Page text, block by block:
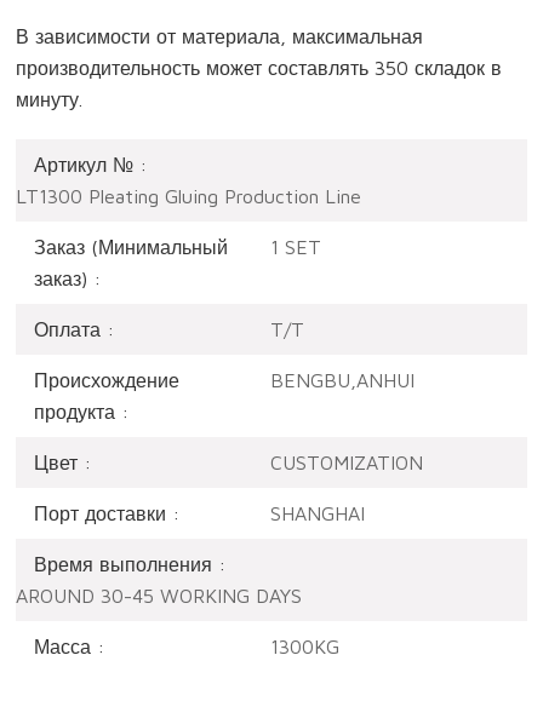
В зависимости от материала, максимальная
производительность может составлять 350 складок в
минуту.
Артикул № :
LT1300 Pleating Gluing Production Line
Заказ (Минимальный
заказ) :
1 SET
Оплата : T/T
Происхождение
продукта :
BENGBU,ANHUI
Цвет : CUSTOMIZATION
Порт доставки : SHANGHAI
Время выполнения :
AROUND 30-45 WORKING DAYS
Масса : 1300KG